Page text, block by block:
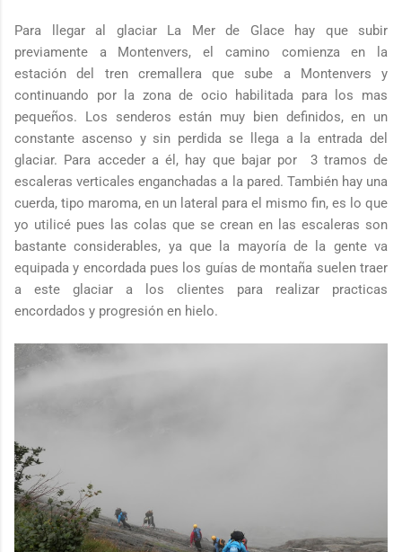
Para llegar al glaciar La Mer de Glace hay que subir
previamente a Montenvers, el camino comienza en la
estación del tren cremallera que sube a Montenvers y
continuando por la zona de ocio habilitada para los mas
pequeños. Los senderos están muy bien definidos, en un
constante ascenso y sin perdida se llega a la entrada del
glaciar. Para acceder a él, hay que bajar por 3 tramos de
escaleras verticales enganchadas a la pared. También hay una
cuerda, tipo maroma, en un lateral para el mismo fin, es lo que
yo utilicé pues las colas que se crean en las escaleras son
bastante considerables, ya que la mayoría de la gente va
equipada y encordada pues los guías de montaña suelen traer
a este glaciar a los clientes para realizar practicas
encordados y progresión en hielo.